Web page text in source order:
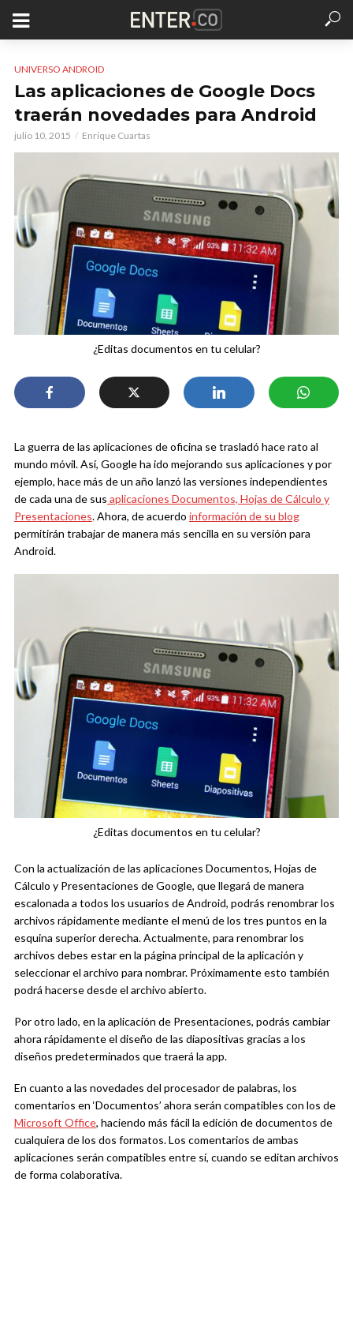
UNIVERSO ANDROID
Las aplicaciones de Google Docs
traerán novedades para Android
julio 10, 2015 Enrique Cuartas
¿Editas documentos en tu celular?
La guerra de las aplicaciones de oficina se trasladó hace rato al
mundo móvil. Así, Google ha ido mejorando sus aplicaciones y por
ejemplo, hace más de un año lanzó las versiones independientes
de cada una de sus aplicaciones Documentos, Hojas de Cálculo y
Presentaciones. Ahora, de acuerdo información de su blog
permitirán trabajar de manera más sencilla en su versión para
Android.
¿Editas documentos en tu celular?
Con la actualización de las aplicaciones Documentos, Hojas de
Cálculo y Presentaciones de Google, que llegará de manera
escalonada a todos los usuarios de Android, podrás renombrar los
archivos rápidamente mediante el menú de los tres puntos en la
esquina superior derecha. Actualmente, para renombrar los
archivos debes estar en la página principal de la aplicación y
seleccionar el archivo para nombrar. Próximamente esto también
podrá hacerse desde el archivo abierto.
Por otro lado, en la aplicación de Presentaciones, podrás cambiar
ahora rápidamente el diseño de las diapositivas gracias a los
diseños predeterminados que traerá la app.
En cuanto a las novedades del procesador de palabras, los
comentarios en ‘Documentos’ ahora serán compatibles con los de
Microsoft Office, haciendo más fácil la edición de documentos de
cualquiera de los dos formatos. Los comentarios de ambas
aplicaciones serán compatibles entre sí, cuando se editan archivos
de forma colaborativa.